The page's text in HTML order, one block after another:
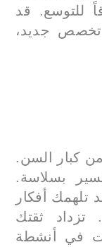
للتوسع. قد
تخصص جديد،
من كبار السن.
بسلاسة.
تلهمك أفكار
ثقتك
في أنشطة